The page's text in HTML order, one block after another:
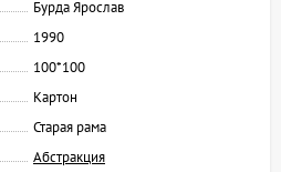
Бурда Ярослав
1990
100*100
Картон
Старая рама
Абстракция